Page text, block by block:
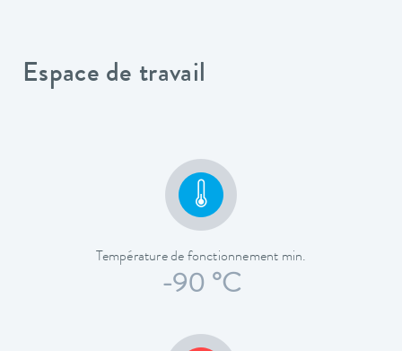
Espace de travail
Température de fonctionnement min.
-90 °C